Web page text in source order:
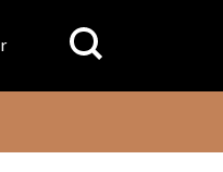
Search
for: